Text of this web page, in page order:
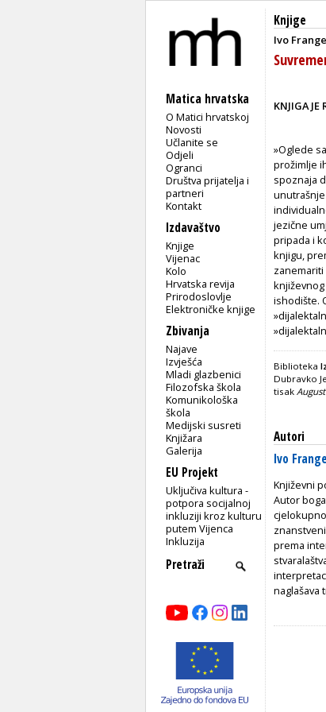
Matica hrvatska
O Matici hrvatskoj
Novosti
Učlanite se
Odjeli
Ogranci
Društva prijatelja i
partneri
Kontakt
Izdavaštvo
Knjige
Vijenac
Kolo
Hrvatska revija
Prirodoslovlje
Elektroničke knjige
Zbivanja
Najave
Izvješća
Mladi glazbenici
Filozofska škola
Komunikološka
škola
Medijski susreti
Knjižara
Galerija
EU Projekt
Uključiva kultura -
potpora socijalnoj
inkluziji kroz kulturu
putem Vijenca
Inkluzija
Knjige
Ivo
KNJIGA JE
»Oglede
prožimlje
spoznaja
jezične
pripada i
knjigu,
ishodište.
Biblioteka
Dubravko
tisak
Autori
Ivo
Književni
Autor
prema
naglašava